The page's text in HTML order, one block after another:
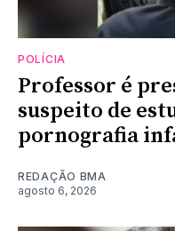
POLÍCIA
Professor é
suspeito de
pornografia
REDAÇÃO BMA
agosto 6, 2026